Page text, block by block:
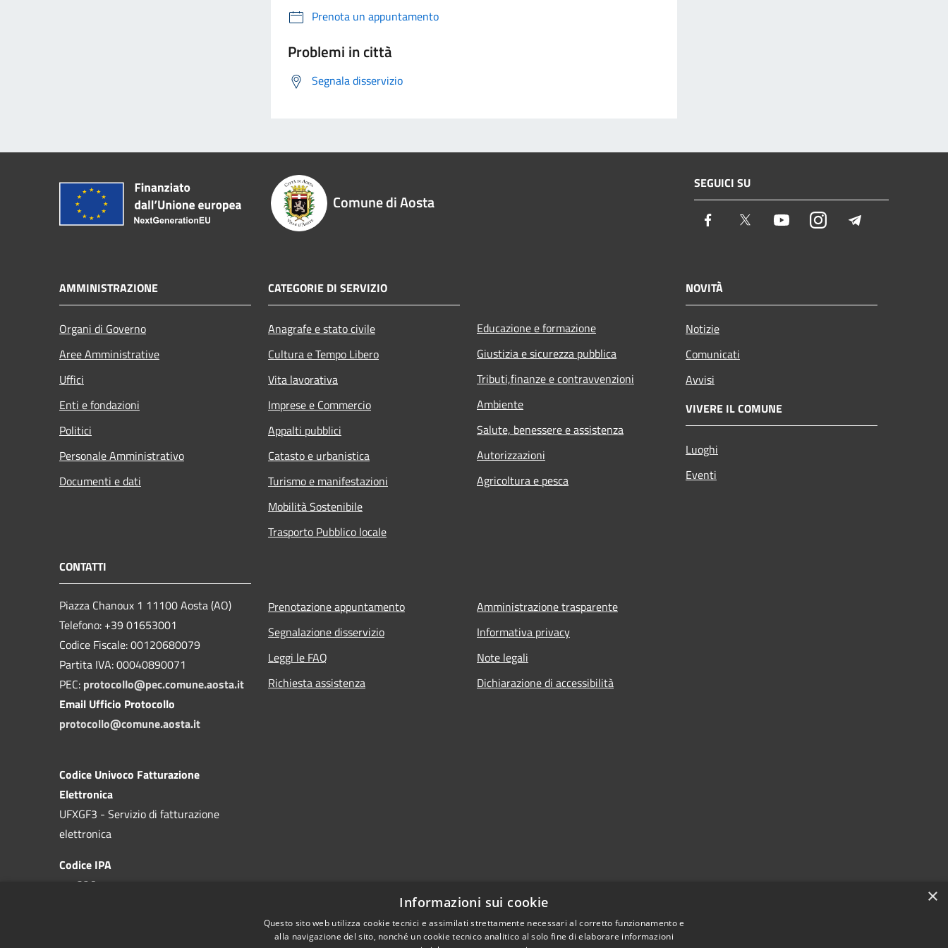
Prenota un appuntamento
Problemi in città
Segnala disservizio
Comune di Aosta
SEGUICI SU
Facebook Twitter YoutubeInstagram
AMMINISTRAZIONE
Organi di Governo
Aree Amministrative
Uffici
Enti e fondazioni
Politici
Personale Amministrativo
Documenti e dati
CATEGORIE DI SERVIZIO
Anagrafe e stato civile
Cultura e Tempo Libero
Vita lavorativa
Imprese e Commercio
Appalti pubblici
Catasto e urbanistica
Turismo e manifestazioni
Mobilità Sostenibile
Trasporto Pubblico locale
Educazione e formazione
Giustizia e sicurezza pubblica
Tributi,finanze e contravvenzioni
Ambiente
Salute, benessere e assistenza
Autorizzazioni
Agricoltura e pesca
NOVITÀ
Notizie
Comunicati
Avvisi
VIVERE IL COMUNE
Luoghi
Eventi
CONTATTI
Piazza Chanoux 1 11100 Aosta (AO)
Telefono: +39 01653001
Codice Fiscale: 00120680079
Partita IVA: 00040890071
PEC: protocollo@pec.comune.aosta.it
Email Ufficio Protocollo
protocollo@comune.aosta.it
Codice Univoco Fatturazione
Elettronica
UFXGF3 - Servizio di fatturazione
elettronica
Codice IPA
c_a326
Prenotazione appuntamento
Segnalazione disservizio
Leggi le FAQ
Richiesta assistenza
Amministrazione trasparente
Informativa privacy
Note legali
Dichiarazione di accessibilità
×
Informazioni sui cookie
Questo sito web utilizza cookie tecnici e assimilati strettamente necessari al corretto funzionamento e
alla navigazione del sito, nonché un cookie tecnico analitico al solo fine di elaborare informazioni